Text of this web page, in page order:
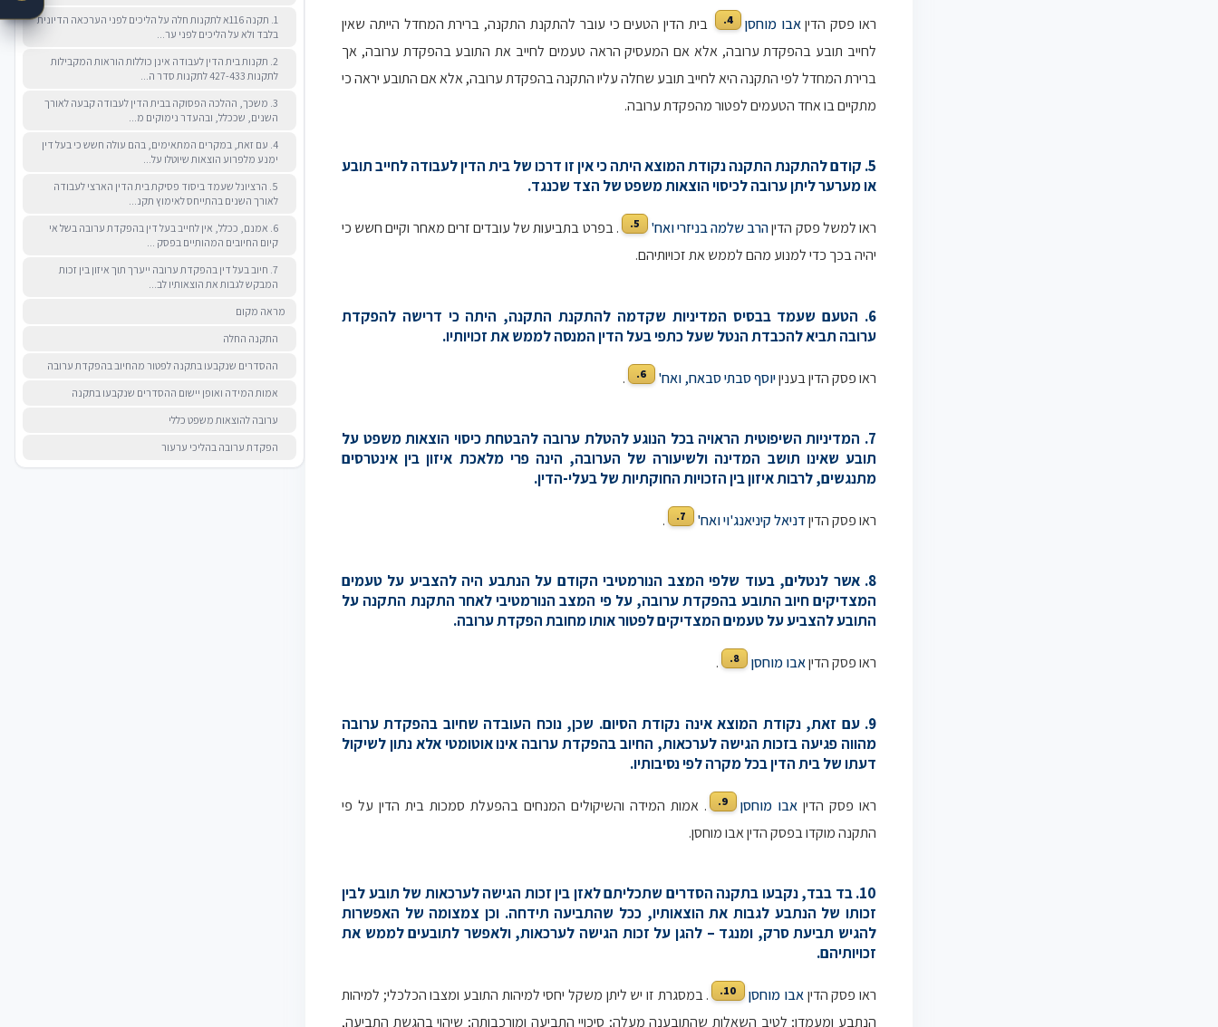
1. תקנה 116א לתקנות חלה על הליכים לפני הערכאה הדיונית
בלבד ולא על הליכים לפני ער...
2. תקנות בית הדין לעבודה אינן כוללות הוראות המקבילות
לתקנות 427-433 לתקנות סדר ה...
3. משכך, ההלכה הפסוקה בבית הדין לעבודה קבעה לאורך
השנים, שככלל, ובהעדר נימוקים מ...
4. עם זאת, במקרים המתאימים, בהם עולה חשש כי בעל דין
ימנע מלפרוע הוצאות שיוטלו על...
5. הרציונל שעמד ביסוד פסיקת בית הדין הארצי לעבודה
לאורך השנים בהתייחס לאימוץ תקנ...
6. אמנם, ככלל, אין לחייב בעל דין בהפקדת ערובה בשל אי
קיום החיובים המהותיים בפסק ...
7. חיוב בעל דין בהפקדת ערובה ייערך תוך איזון בין זכות
המבקש לגבות את הוצאותיו לב...
מראה מקום
התקנה החלה
ההסדרים שנקבעו בתקנה לפטור מהחיוב בהפקדת ערובה
אמות המידה ואופן יישום ההסדרים שנקבעו בתקנה
ערובה להוצאות משפט כללי
הפקדת ערובה בהליכי ערעור
ראו פסק הדיןאבו מוחסן 4.
בית הדין הטעים כי עובר להתקנת התקנה, ברירת המחדל הייתה שאין
לחייב תובע בהפקדת ערובה, אלא אם המעסיק הראה טעמים לחייב את התובע בהפקדת ערובה, אך
ברירת המחדל לפי התקנה היא לחייב תובע שחלה עליו התקנה בהפקדת ערובה, אלא אם התובע יראה כי
מתקיים בו אחד הטעמים לפטור מהפקדת ערובה.
5. קודם להתקנת התקנה נקודת המוצא היתה כי אין זו דרכו של בית הדין לעבודה לחייב תובע
או מערער ליתן ערובה לכיסוי הוצאות משפט של הצד שכנגד.
ראו למשל פסק הדיןהרב שלמה בניזרי ואח' 5.
. בפרט בתביעות של עובדים זרים מאחר וקיים חשש כי
יהיה בכך כדי למנוע מהם לממש את זכויותיהם.
6. הטעם שעמד בבסיס המדיניות שקדמה להתקנת התקנה, היתה כי דרישה להפקדת
ערובה תביא להכבדת הנטל שעל כתפי בעל הדין המנסה לממש את זכויותיו.
ראו פסק הדין בעניןיוסף סבתי סבאח, ואח' 6.
.
7. המדיניות השיפוטית הראויה בכל הנוגע להטלת ערובה להבטחת כיסוי הוצאות משפט על
תובע שאינו תושב המדינה ולשיעורה של הערובה, הינה פרי מלאכת איזון בין אינטרסים
מתנגשים, לרבות איזון בין הזכויות החוקתיות של בעלי-הדין.
ראו פסק הדיןדניאל קיניאנג'וי ואח' 7.
.
8. אשר לנטלים, בעוד שלפי המצב הנורמטיבי הקודם על הנתבע היה להצביע על טעמים
המצדיקים חיוב התובע בהפקדת ערובה, על פי המצב הנורמטיבי לאחר התקנת התקנה על
התובע להצביע על טעמים המצדיקים לפטור אותו מחובת הפקדת ערובה.
ראו פסק הדיןאבו מוחסן 8.
.
9. עם זאת, נקודת המוצא אינה נקודת הסיום. שכן, נוכח העובדה שחיוב בהפקדת ערובה
מהווה פגיעה בזכות הגישה לערכאות, החיוב בהפקדת ערובה אינו אוטומטי אלא נתון לשיקול
דעתו של בית הדין בכל מקרה לפי נסיבותיו.
ראו פסק הדיןאבו מוחסן 9.
. אמות המידה והשיקולים המנחים בהפעלת סמכות בית הדין על פי
התקנה מוקדו בפסק הדין אבו מוחסן.
10. בד בבד, נקבעו בתקנה הסדרים שתכליתם לאזן בין זכות הגישה לערכאות של תובע לבין
זכותו של הנתבע לגבות את הוצאותיו, ככל שהתביעה תידחה. וכן צמצומה של האפשרות
להגיש תביעת סרק, ומנגד – להגן על זכות הגישה לערכאות, ולאפשר לתובעים לממש את
זכויותיהם.
ראו פסק הדיןאבו מוחסן 10.
. במסגרת זו יש ליתן משקל יחסי למיהות התובע ומצבו הכלכלי; למיהות
הנתבע ומעמדו; לטיב השאלות שהתובענה מעלה; סיכויי התביעה ומורכבותה; שיהוי בהגשת התביעה,